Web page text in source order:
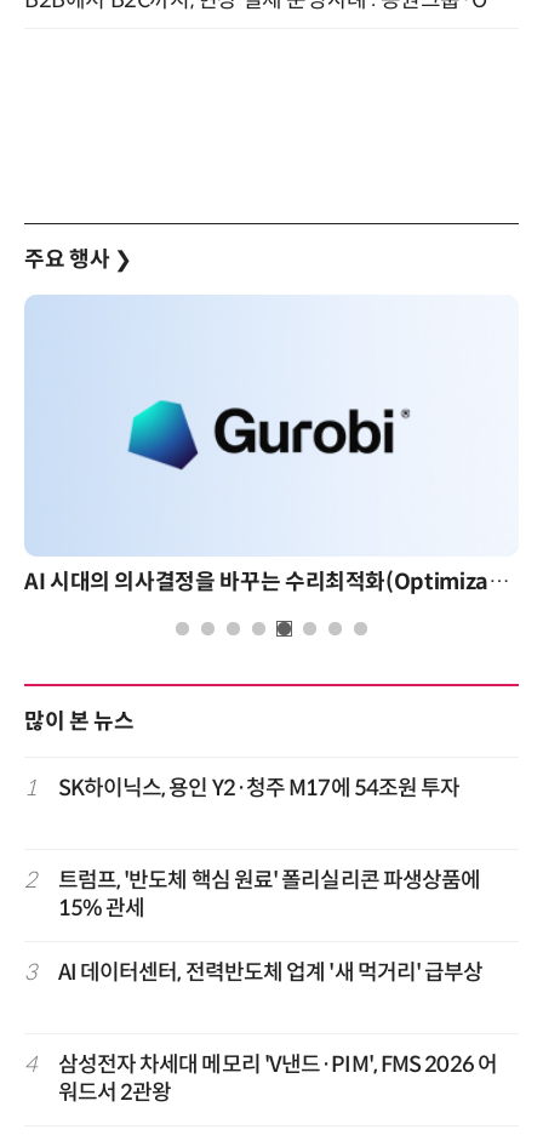
주요 행사 ❯
AI 시대의 의사결정을 바꾸는 수리최적화(Optimization): 실제 산업 적용 사례와 활용 전략
많이 본 뉴스
1 SK하이닉스, 용인 Y2·청주 M17에 54조원 투자
2
트럼프, '반도체 핵심 원료' 폴리실리콘 파생상품에
15% 관세
3 AI 데이터센터, 전력반도체 업계 '새 먹거리' 급부상
4
삼성전자 차세대 메모리 'V낸드·PIM', FMS 2026 어
워드서 2관왕